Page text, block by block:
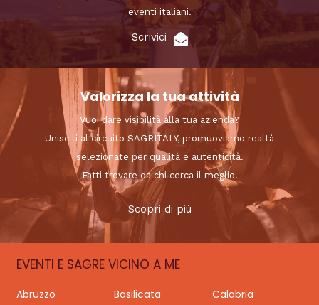
eventi italiani.
Scrivici
Valorizza la tua attività
Vuoi dare visibilità alla tua azienda?
Unisciti al circuito SAGRITALY, promuoviamo realtà
selezionate per qualità e autenticità.
Fatti trovare da chi cerca il meglio!
Scopri di più
EVENTI E SAGRE VICINO A ME
Abruzzo Basilicata
Calabria